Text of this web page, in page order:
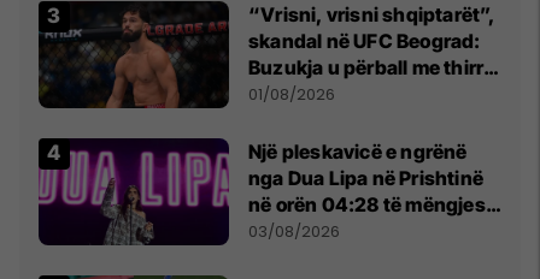
“Vrisni, vrisni shqiptarët”,
skandal në UFC Beograd:
Buzukja u përball me thirrje
anti-shqiptare nga
01/08/2026
Një pleskavicë e ngrënë
nga Dua Lipa në Prishtinë
në orën 04:28 të mëngjesit
- dhe bota digjitale serbe
03/08/2026